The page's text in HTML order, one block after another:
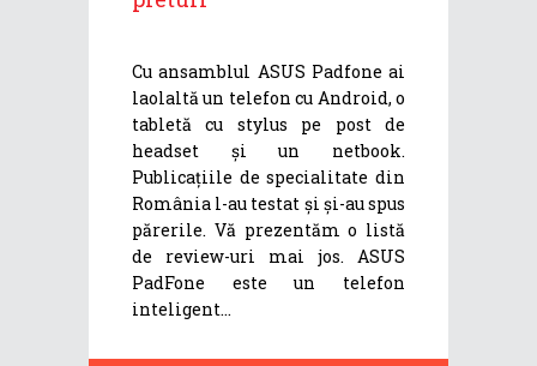
Cu ansamblul ASUS Padfone ai
laolaltă un telefon cu Android, o
tabletă cu stylus pe post de
headset și un netbook.
Publicațiile de specialitate din
România l-au testat și și-au spus
părerile. Vă prezentăm o listă
de review-uri mai jos. ASUS
PadFone este un telefon
inteligent